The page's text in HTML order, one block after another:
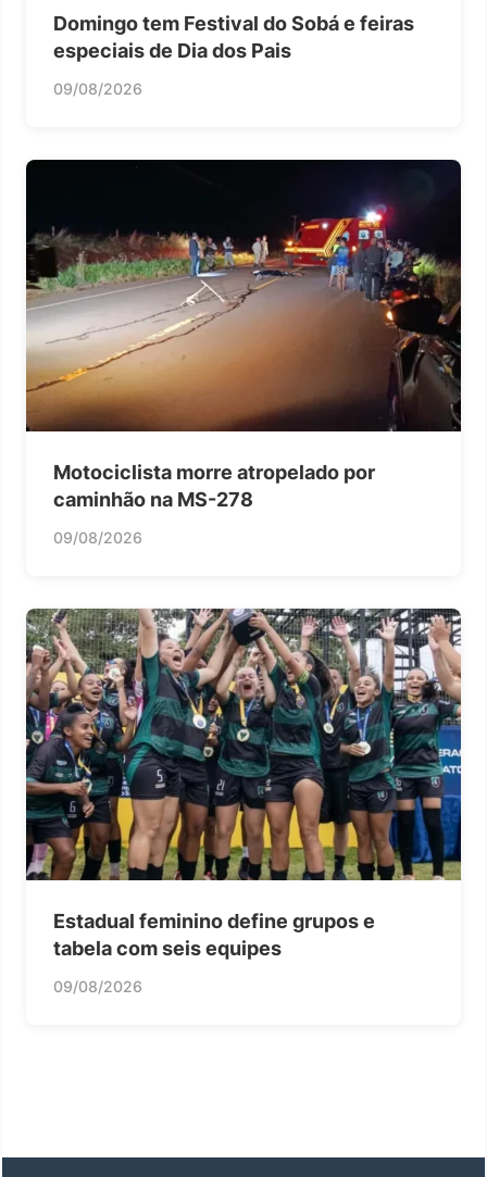
Domingo tem Festival do Sobá e feiras
especiais de Dia dos Pais
09/08/2026
Motociclista morre atropelado por
caminhão na MS-278
09/08/2026
Estadual feminino define grupos e
tabela com seis equipes
09/08/2026